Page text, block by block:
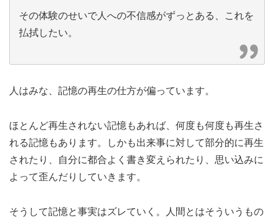
その体験のせいで人への不信感がずっとある、これを
払拭したい。
人はみな、記憶の再生の仕方が偏っています。
ほとんど再生されない記憶もあれば、何度も何度も再生さ
れる記憶もあります。しかも出来事に対して部分的に再生
されたり、自分に都合よく書き変えられたり、思い込みに
よって歪んだりしていきます。
そうして記憶と事実はズレていく。人間とはそういうもの